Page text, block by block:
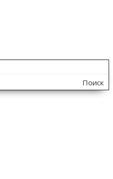
Поиск
по